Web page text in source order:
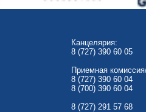
Канцелярия:
8 (727) 390 60 05
Приемная
8 (727) 390 60 04
8 (700) 390 60 04
8 (727) 291 57 68